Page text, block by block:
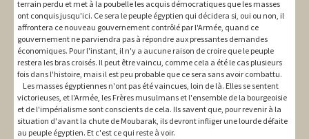
terrain perdu et met à la poubelle les acquis démocratiques que les masses
ont conquis jusqu'ici. Ce sera le peuple égyptien qui décidera si, oui ou non, il
affrontera ce nouveau gouvernement contrôlé par l'Armée, quand ce
gouvernement ne parviendra pas à répondre aux pressantes demandes
économiques. Pour l'instant, il n'y a aucune raison de croire que le peuple
restera les bras croisés. Il peut être vaincu, comme cela a été le cas plusieurs
fois dans l'histoire, mais il est peu probable que ce sera sans avoir combattu.
Les masses égyptiennes n'ont pas été vaincues, loin de là. Elles se sentent
victorieuses, et l'Armée, les Frères musulmans et l'ensemble de la bourgeoisie
et de l'impérialisme sont conscients de cela. Ils savent que, pour revenir à la
situation d'avant la chute de Moubarak, ils devront infliger une lourde défaite
au peuple égyptien. Et c'est ce qui reste à voir.